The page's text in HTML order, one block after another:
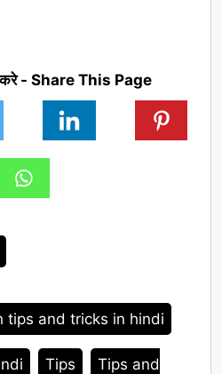
करे - Share This Page
tips and tricks in hindi
Tips Tips and